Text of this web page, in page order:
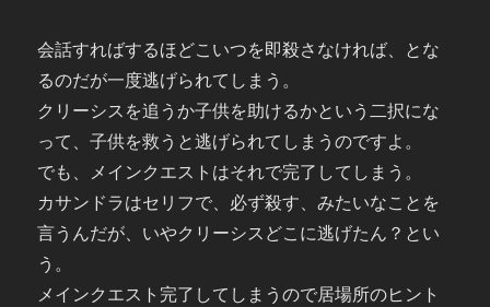
会話すればするほどこいつを即殺さなければ、とな
るのだが一度逃げられてしまう。
クリーシスを追うか子供を助けるかという二択にな
って、子供を救うと逃げられてしまうのですよ。
でも、メインクエストはそれで完了してしまう。
カサンドラはセリフで、必ず殺す、みたいなことを
言うんだが、いやクリーシスどこに逃げたん？とい
う。
メインクエスト完了してしまうので居場所のヒント